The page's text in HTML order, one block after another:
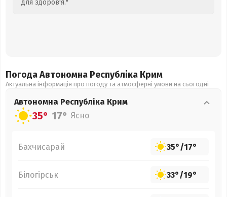
для здоров'я."
Погода Автономна Республіка Крим
Актуальна інформація про погоду та атмосферні умови на сьогодні
Автономна Республіка Крим
35° 17° Ясно
Бахчисарай 35°/17°
Білогірськ 33°/19°